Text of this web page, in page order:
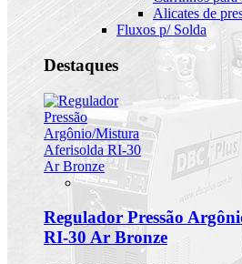
Alicates de
Fluxos p/ Solda
Destaques
Regulador Pressão
RI-30 Ar Bronze